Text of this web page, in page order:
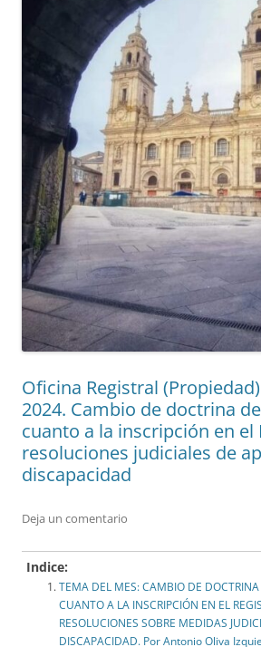
Oficina Registral
2024. Cambio de doctrina de
cuanto a la inscripción en el
resoluciones judiciales de
discapacidad
Deja un comentario
Indice:
TEMA DEL MES: CAMBIO DE DOCTRINA
CUANTO A LA INSCRIPCIÓN EN EL
RESOLUCIONES SOBRE MEDIDAS
DISCAPACIDAD. Por Antonio Oliva